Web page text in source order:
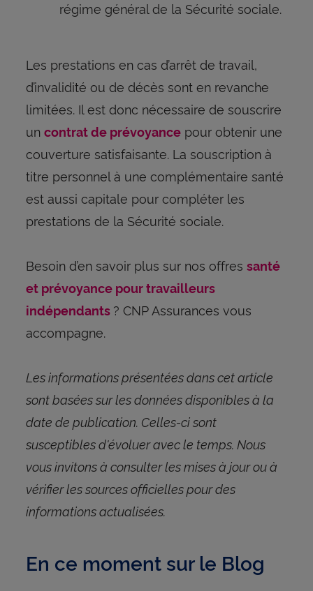
régime général de la Sécurité sociale.
Les prestations en cas d’arrêt de travail,
d’invalidité ou de décès sont en revanche
limitées. Il est donc nécessaire de souscrire
un contrat de prévoyancepour obtenir une
couverture satisfaisante. La souscription à
titre personnel à une complémentaire santé
est aussi capitale pour compléter les
prestations de la Sécurité sociale.
Besoin d’en savoir plus sur nos offres santé
et prévoyance pour travailleurs
indépendants ? CNP Assurances vous
accompagne.
Les informations présentées dans cet article
sont basées sur les données disponibles à la
date de publication. Celles-ci sont
susceptibles d'évoluer avec le temps. Nous
vous invitons à consulter les mises à jour ou à
vérifier les sources officielles pour des
informations actualisées.
En ce moment sur le Blog